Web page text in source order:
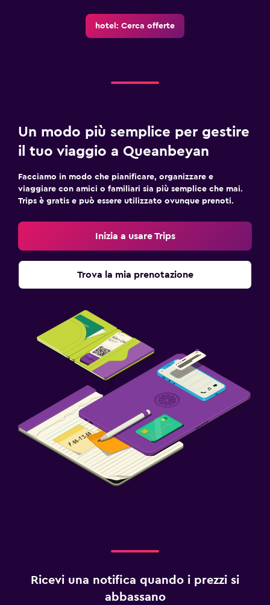
Ristoranti
Cose da fare
Golf
hotel: Cerca offerte
Un modo più semplice per gestire
il tuo viaggio a Queanbeyan
Facciamo in modo che pianificare, organizzare e
viaggiare con amici o familiari sia più semplice che mai.
Trips è gratis e può essere utilizzato ovunque prenoti.
Inizia a usare Trips
Trova la mia prenotazione
Ricevi una notifica quando i prezzi si
abbassano